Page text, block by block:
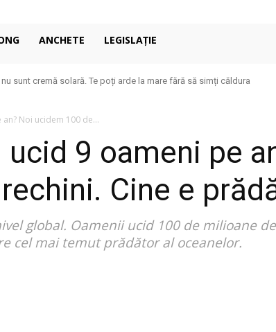
ANCHETE LEGISLAȚIE
sunt cremă solară. Te poți arde la mare fără să simți căldura
Noi ucidem 100 de...
9 oameni pe
Cine e
global. Oamenii ucid 100 de milioane
cel mai temut prădător al oceanelor.